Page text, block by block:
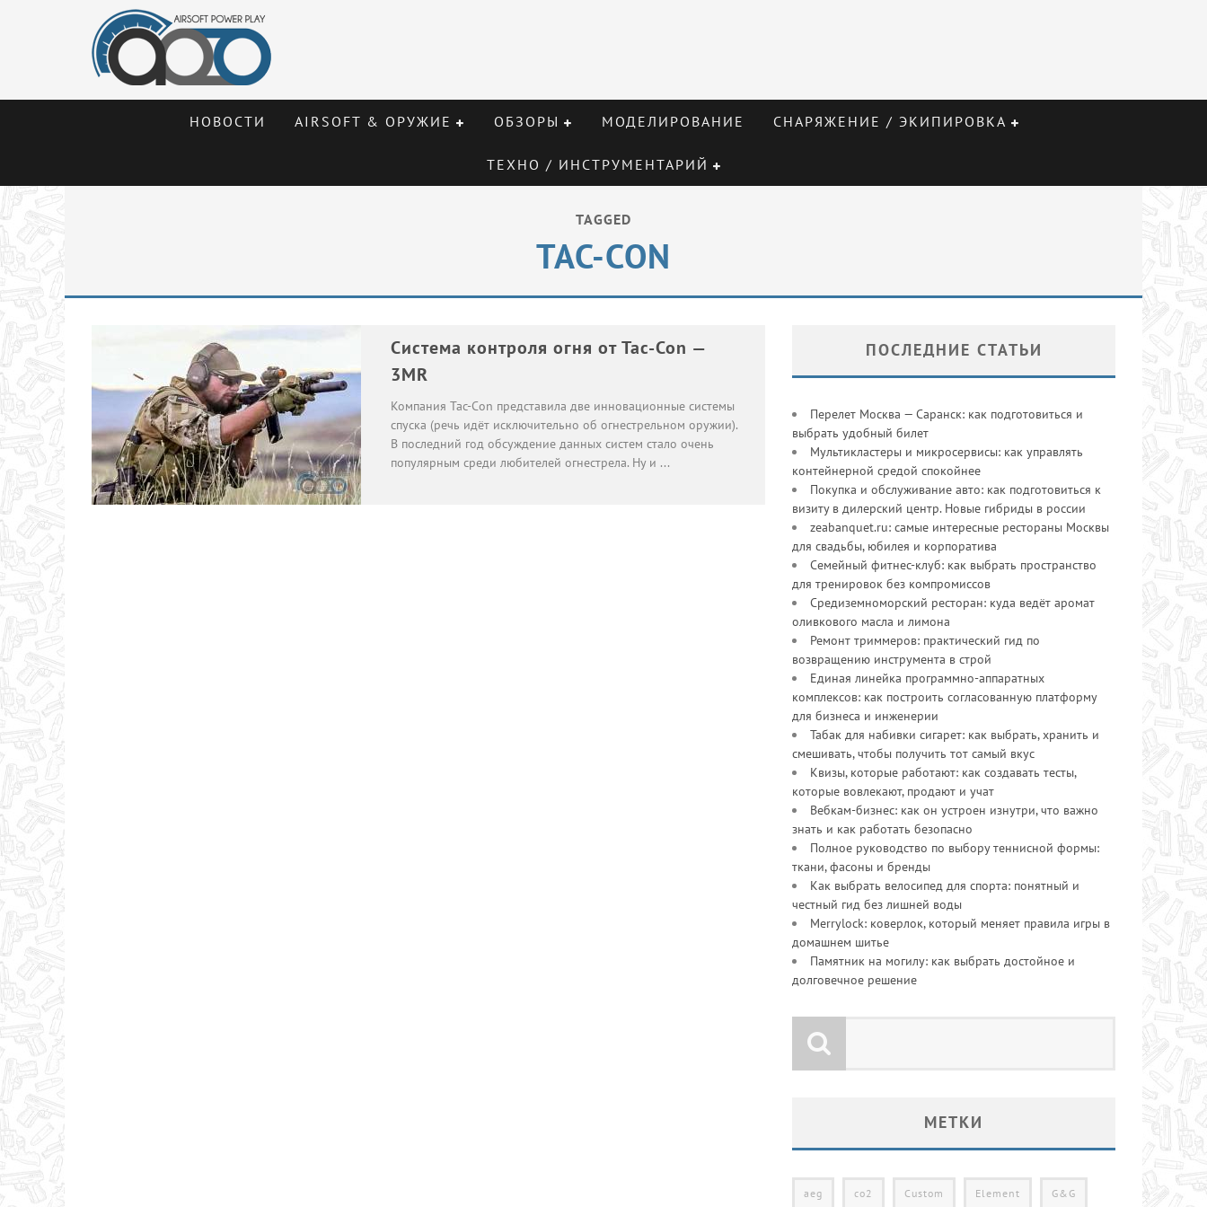
НОВОСТИ AIRSOFT & ОРУЖИЕ ОБЗОРЫ МОДЕЛИРОВАНИЕ СНАРЯЖЕНИЕ / ЭКИПИРОВКА
ТЕХНО / ИНСТРУМЕНТАРИЙ
TAGGED
TAC-CON
Система контроля огня от Tac-Con —
3MR
Компания Tac-Con представила две инновационные системы
спуска (речь идёт исключительно об огнестрельном оружии).
В последний год обсуждение данных систем стало очень
популярным среди любителей огнестрела. Ну и ...
ПОСЛЕДНИЕ СТАТЬИ
Перелет Москва — Саранск: как подготовиться и
выбрать удобный билет
Мультикластеры и микросервисы: как управлять
контейнерной средой спокойнее
Покупка и обслуживание авто: как подготовиться к
визиту в дилерский центр. Новые гибриды в россии
zeabanquet.ru: самые интересные рестораны Москвы
для свадьбы, юбилея и корпоратива
Семейный фитнес-клуб: как выбрать пространство
для тренировок без компромиссов
Средиземноморский ресторан: куда ведёт аромат
оливкового масла и лимона
Ремонт триммеров: практический гид по
возвращению инструмента в строй
Единая линейка программно-аппаратных
комплексов: как построить согласованную платформу
для бизнеса и инженерии
Табак для набивки сигарет: как выбрать, хранить и
смешивать, чтобы получить тот самый вкус
Квизы, которые работают: как создавать тесты,
которые вовлекают, продают и учат
Вебкам-бизнес: как он устроен изнутри, что важно
знать и как работать безопасно
Полное руководство по выбору теннисной формы:
ткани, фасоны и бренды
Как выбрать велосипед для спорта: понятный и
честный гид без лишней воды
Merrylock: коверлок, который меняет правила игры в
домашнем шитье
Памятник на могилу: как выбрать достойное и
долговечное решение
МЕТКИ
aeg co2 Custom Element G&G